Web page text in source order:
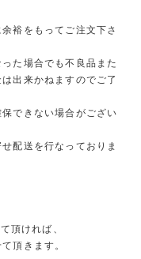
裕をもってご注文下さ
た場合でも不良品また
出来かねますのでご了
できない場合がござい
配送を行なっておりま
頂ければ、
頂きます。